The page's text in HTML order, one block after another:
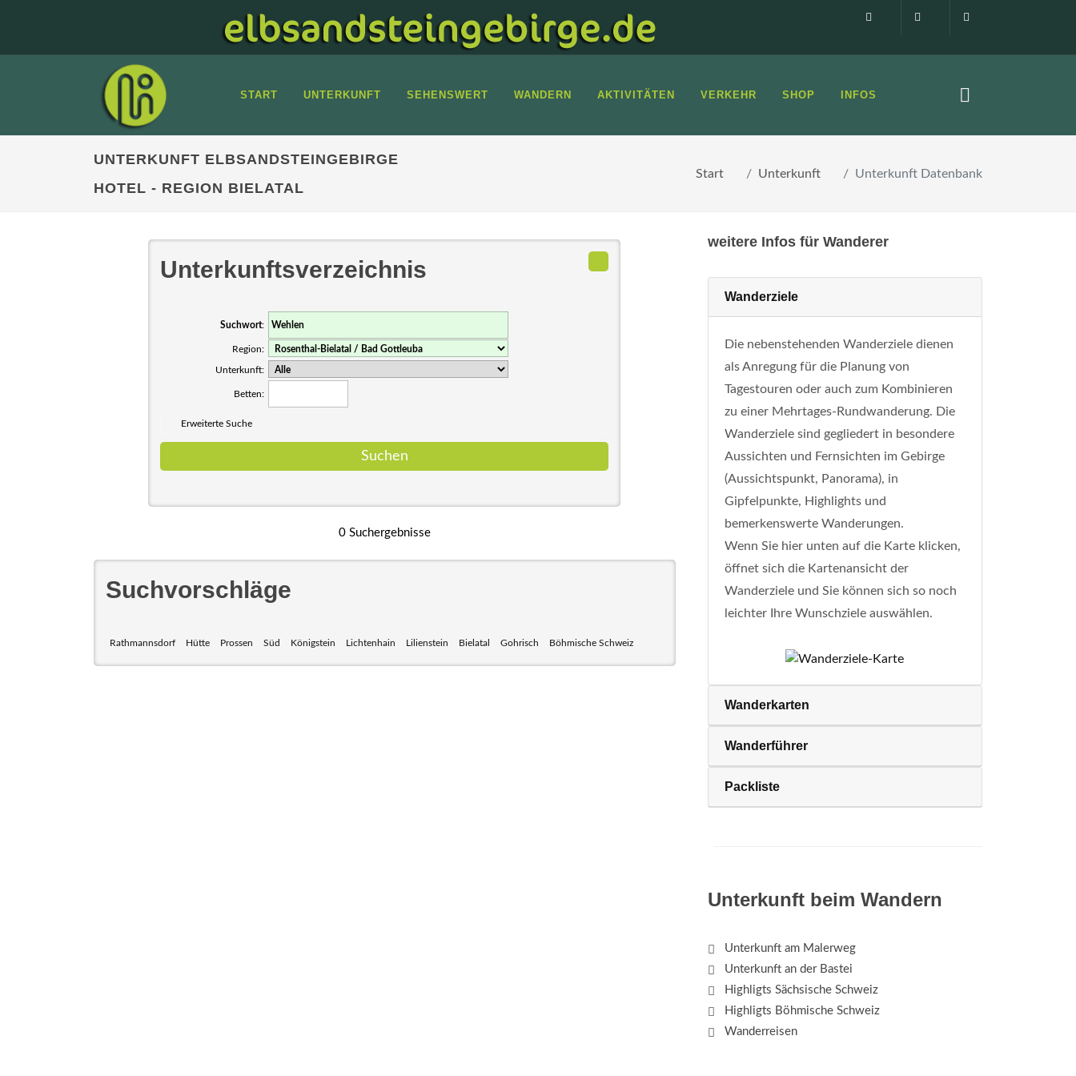
Impressum0160 99873408
START UNTERKUNFT SEHENSWERT WANDERN AKTIVITÄTEN VERKEHR SHOP INFOS
UNTERKUNFT ELBSANDSTEINGEBIRGE
HOTEL - REGION BIELATAL
Start Unterkunft Unterkunft Datenbank
Unterkunftsverzeichnis
Suchwort:
Region:
Unterkunft:
Betten:
Erweiterte Suche
0 Suchergebnisse
Suchvorschläge
Rathmannsdorf Hütte Prossen Süd Königstein Lichtenhain Lilienstein Bielatal Gohrisch Böhmische Schweiz
weitere Infos für Wanderer
Wanderziele
Die nebenstehenden Wanderziele dienen
als Anregung für die Planung von
Tagestouren oder auch zum Kombinieren
zu einer Mehrtages-Rundwanderung. Die
Wanderziele sind gegliedert in besondere
Aussichten und Fernsichten im Gebirge
(Aussichtspunkt, Panorama), in
Gipfelpunkte, Highlights und
bemerkenswerte Wanderungen.
Wenn Sie hier unten auf die Karte klicken,
öffnet sich die Kartenansicht der
Wanderziele und Sie können sich so noch
leichter Ihre Wunschziele auswählen.
Wanderkarten
Wanderführer
Packliste
Unterkunft beim Wandern
Unterkunft am Malerweg
Unterkunft an der Bastei
Highligts Sächsische Schweiz
Highligts Böhmische Schweiz
Wanderreisen